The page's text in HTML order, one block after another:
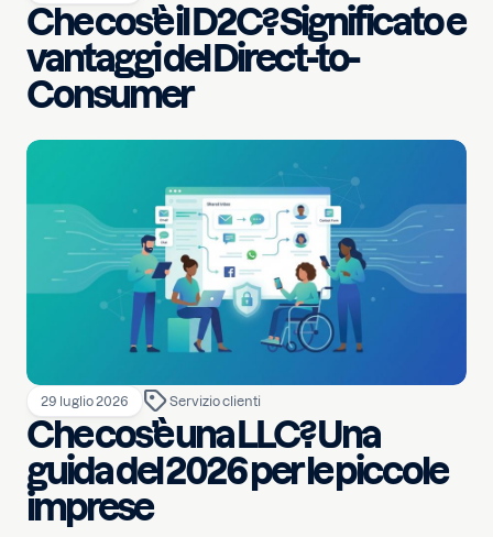
Che cos’è il D2C? Significato e
vantaggi del Direct-to-
Consumer
29 luglio 2026 Servizio clienti
Che cos’è una LLC? Una
guida del 2026 per le piccole
imprese